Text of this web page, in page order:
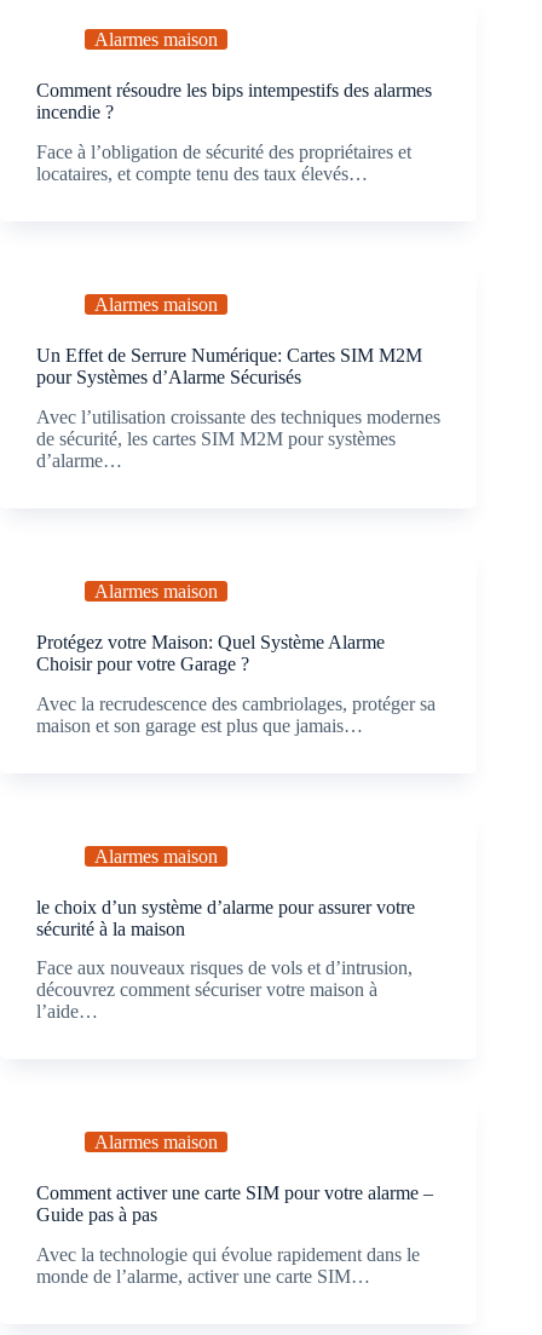
Alarmes maison
Comment résoudre les bips intempestifs des alarmes
incendie ?
Face à l’obligation de sécurité des propriétaires et
locataires, et compte tenu des taux élevés…
Alarmes maison
Un Effet de Serrure Numérique: Cartes SIM M2M
pour Systèmes d’Alarme Sécurisés
Avec l’utilisation croissante des techniques modernes
de sécurité, les cartes SIM M2M pour systèmes
d’alarme…
Alarmes maison
Protégez votre Maison: Quel Système Alarme
Choisir pour votre Garage ?
Avec la recrudescence des cambriolages, protéger sa
maison et son garage est plus que jamais…
Alarmes maison
le choix d’un système d’alarme pour assurer votre
sécurité à la maison
Face aux nouveaux risques de vols et d’intrusion,
découvrez comment sécuriser votre maison à
l’aide…
Alarmes maison
Comment activer une carte SIM pour votre alarme –
Guide pas à pas
Avec la technologie qui évolue rapidement dans le
monde de l’alarme, activer une carte SIM…